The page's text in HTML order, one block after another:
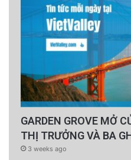
GARDEN GROVE MỞ
THỊ TRƯỞNG VÀ BA
3 weeks ago